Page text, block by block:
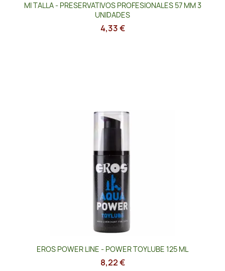
MI TALLA - PRESERVATIVOS PROFESIONALES 57 MM 3
UNIDADES
4,33 €
EROS POWER LINE - POWER TOYLUBE 125 ML
8,22 €